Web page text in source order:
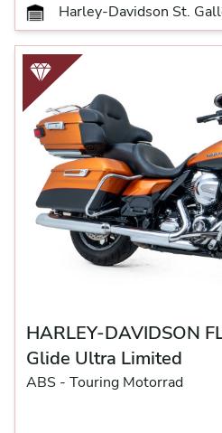
Harley-Davidson St.
HARLEY-DAVIDSON
Glide Ultra Limited
ABS - Touring Motorrad